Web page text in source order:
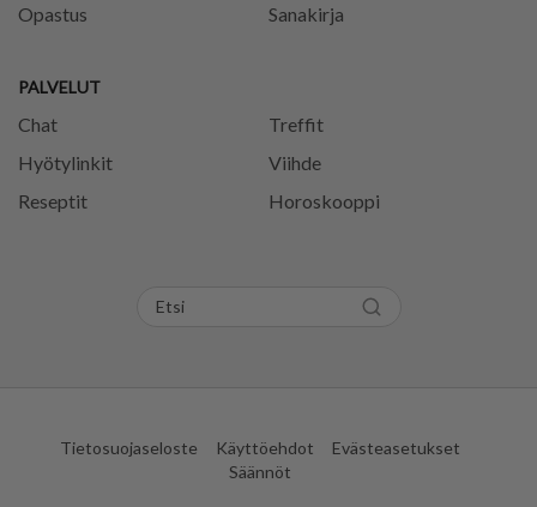
Opastus
PALVELUT
Chat
Treffit
Hyötylinkit
Viihde
Reseptit
Horoskooppi
Sanakirja
Tietosuojaseloste Käyttöehdot
Evästeasetukset
Säännöt